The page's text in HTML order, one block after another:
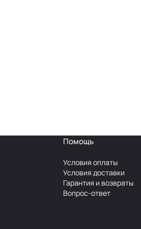
Помощь
Условия оплаты
Условия доставки
Гарантия и возвраты
Вопрос-ответ